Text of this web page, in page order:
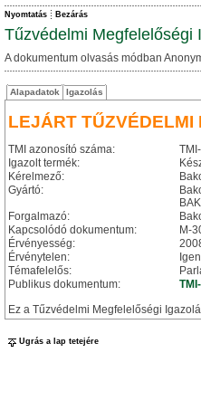
Nyomtatás Bezárás
Tűzvédelmi Megfelelőségi
A dokumentum olvasás módban
Alapadatok Igazolás
LEJÁRT TŰZVÉDELMI
TMI azonosító száma:
Igazolt termék:
Kérelmező:
Gyártó:
Forgalmazó:
Kapcsolódó dokumentum:
M-
Érvényesség:
Érvénytelen:
Igen
Témafelelős:
Publikus dokumentum:
Ez a Tűzvédelmi Megfelelőségi
Ugrás a lap tetejére